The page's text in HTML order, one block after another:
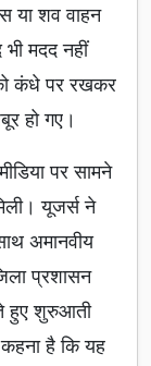
या शव वाहन
मदद नहीं
कंधे पर रखकर
हो गए।
पर सामने
यूजर्स ने
अमानवीय
प्रशासन
हुए शुरुआती
है कि यह